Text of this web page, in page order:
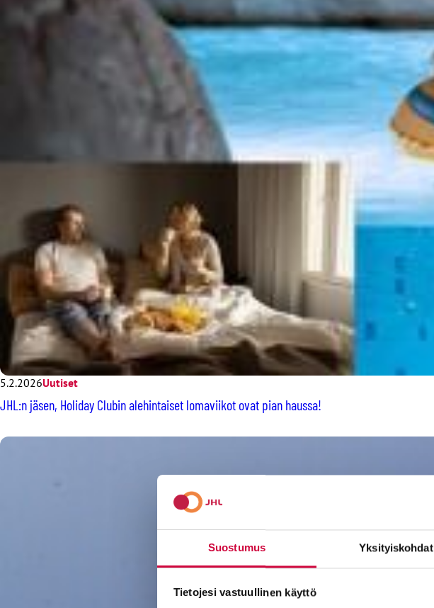
Suostumus Yksityiskohdat
Tietojesi vastuullinen käyttö
5.2.2026Uutiset
JHL:n jäsen, Holiday Clubin alehintaiset lomaviikot ovat pian haussa!